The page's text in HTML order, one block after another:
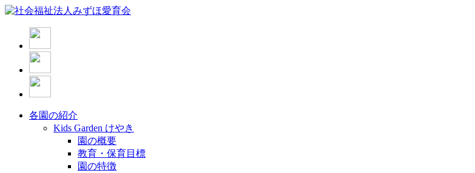
各園の紹介
Kids Garden けやき
園の概要
教育・保育目標
園の特徴